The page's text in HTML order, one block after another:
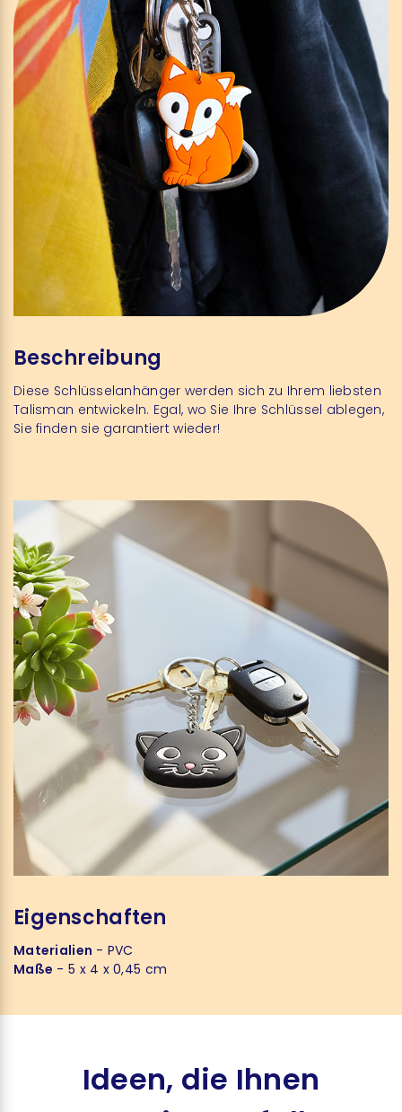
Beschreibung
Diese Schlüsselanhänger werden sich zu Ihrem liebsten
Talisman entwickeln. Egal, wo Sie Ihre Schlüssel ablegen,
Sie finden sie garantiert wieder!
Eigenschaften
Materialien - PVC
Maße - 5 x 4 x 0,45 cm
Ideen, die Ihnen